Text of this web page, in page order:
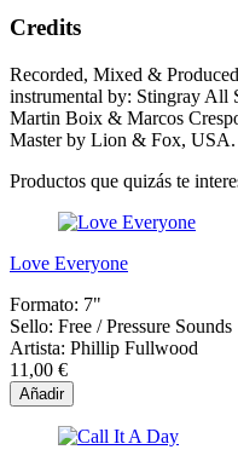
Credits
Recorded, Mixed &
instrumental by: Stingray All
Martin Boix & Marcos
Master by Lion & Fox, USA.
Productos que quizás te
Love Everyone
Formato: 7"
Sello: Free / Pressure Sounds
Artista: Phillip Fullwood
11,00 €
Añadir